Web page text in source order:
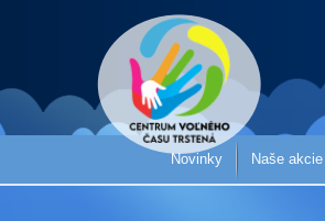
Novinky Naše akcie